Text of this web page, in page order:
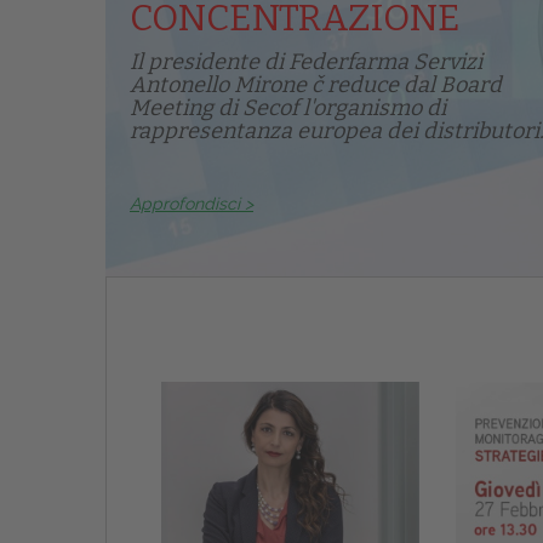
CONCENTRAZIONE
Il presidente di Federfarma Servizi
Antonello Mirone č reduce dal Board
Meeting di Secof l'organismo di
rappresentanza europea dei
Approfondisci >